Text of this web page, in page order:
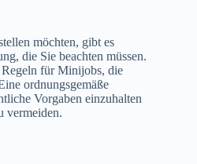
möchten, gibt es
die Sie beachten müssen.
für Minijobs, die
ordnungsgemäße
Vorgaben einzuhalten
vermeiden.